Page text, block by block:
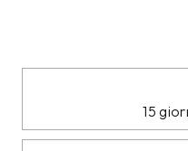
15